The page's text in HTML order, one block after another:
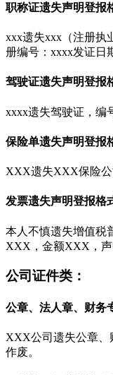
职称证遗失声明登报
xxx遗失xxx（注册执
册编号：xxxx发证日
驾驶证遗失声明登报
xxxx遗失驾驶证，编
保险单遗失声明登报
XXX遗失XXX保险公
发票遗失声明登报格
本人不慎遗失增值税
XXX，金额XXX，声
公司证件类：
公章、法人章、财务
XXX公司遗失公章、
作废。